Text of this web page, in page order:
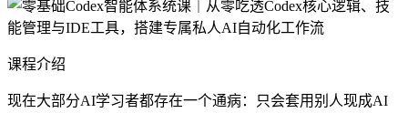
课程介绍
现在大部分AI学习者都存在一个通病：只会套用别人现成AI